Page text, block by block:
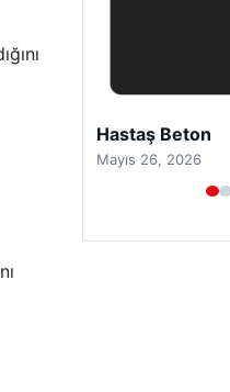
Prenses Night
Nisan 29, 2026